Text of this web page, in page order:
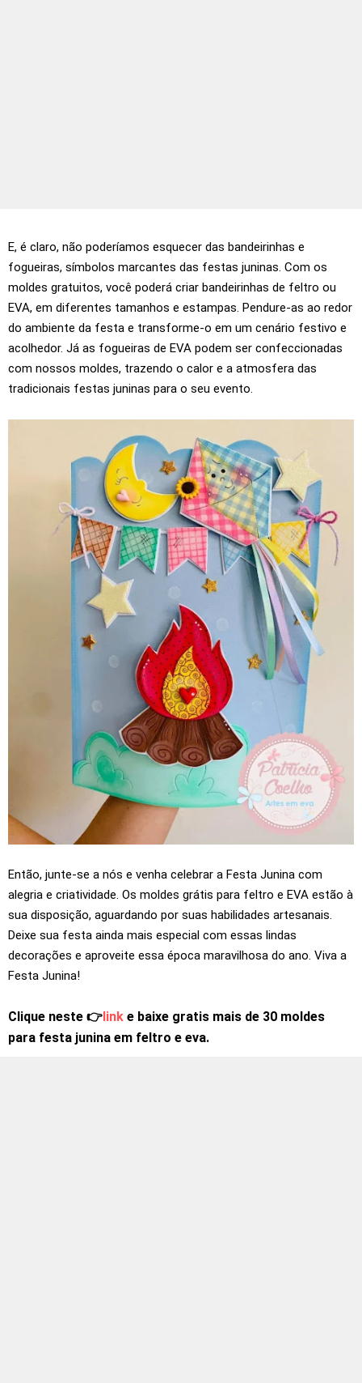
E, é claro, não poderíamos esquecer das bandeirinhas e
fogueiras, símbolos marcantes das festas juninas. Com os
moldes gratuitos, você poderá criar bandeirinhas de feltro ou
EVA, em diferentes tamanhos e estampas. Pendure-as ao redor
do ambiente da festa e transforme-o em um cenário festivo e
acolhedor. Já as fogueiras de EVA podem ser confeccionadas
com nossos moldes, trazendo o calor e a atmosfera das
tradicionais festas juninas para o seu evento.
Então, junte-se a nós e venha celebrar a Festa Junina com
alegria e criatividade. Os moldes grátis para feltro e EVA estão à
sua disposição, aguardando por suas habilidades artesanais.
Deixe sua festa ainda mais especial com essas lindas
decorações e aproveite essa época maravilhosa do ano. Viva a
Festa Junina!
Clique neste 👉 link e baixe gratis mais de 30 moldes
para festa junina em feltro e eva.